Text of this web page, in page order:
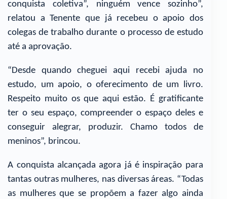
conquista coletiva”, ninguém vence sozinho”,
relatou a Tenente que já recebeu o apoio dos
colegas de trabalho durante o processo de estudo
até a aprovação.
“Desde quando cheguei aqui recebi ajuda no
estudo, um apoio, o oferecimento de um livro.
Respeito muito os que aqui estão. É gratificante
ter o seu espaço, compreender o espaço deles e
conseguir alegrar, produzir. Chamo todos de
meninos”, brincou.
A conquista alcançada agora já é inspiração para
tantas outras mulheres, nas diversas áreas. “Todas
as mulheres que se propõem a fazer algo ainda